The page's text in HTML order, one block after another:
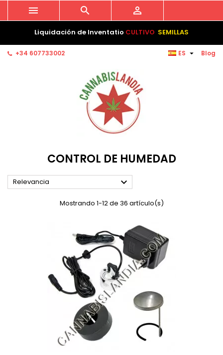
Liquidación de Inventatio CULTIVO SEMILLAS
Blog
+34 607733002 ES 
  
CONTROL DE HUMEDAD
Relevancia 
Mostrando 1-12 de 36 artículo(s)